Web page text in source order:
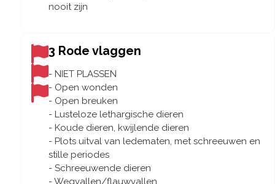
nooit zijn
3 Rode vlaggen
- NIET PLASSEN
- Open wonden
- Open breuken
- Lusteloze lethargische dieren
- Koude dieren, kwijlende dieren
- Plots uitval van ledematen, met schreeuwen en
stille periodes
- Schreeuwende dieren
- Wegvallen/flauwvallen